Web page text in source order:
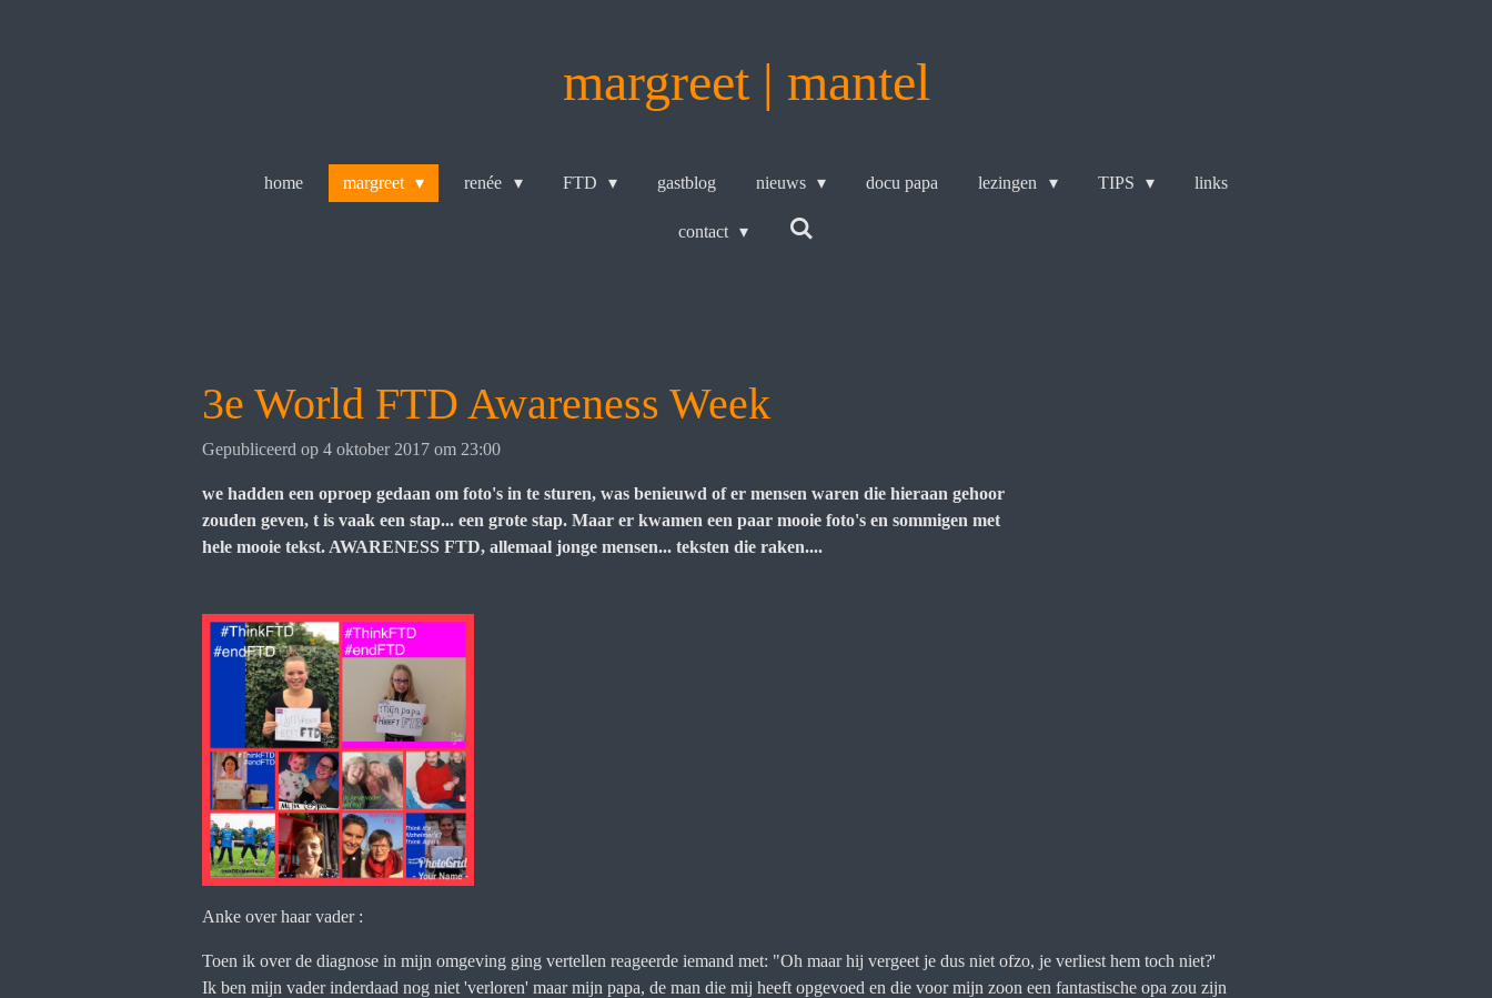
margreet | mantel
home margreet renée FTD gastblog nieuws docu papa lezingen TIPS links
contact
3e World FTD Awareness Week
Gepubliceerd op 4 oktober 2017 om 23:00
we hadden een oproep gedaan om foto's in te sturen, was benieuwd of er mensen waren die hieraan gehoor
zouden geven, t is vaak een stap... een grote stap. Maar er kwamen een paar mooie foto's en sommigen met
hele mooie tekst. AWARENESS FTD, allemaal jonge mensen... teksten die raken....
Anke over haar vader :
Toen ik over de diagnose in mijn omgeving ging vertellen reageerde iemand met: "Oh maar hij vergeet je dus niet ofzo, je verliest hem toch niet?'
Ik ben mijn vader inderdaad nog niet 'verloren' maar mijn papa, de man die mij heeft opgevoed en die voor mijn zoon een fantastische opa zou zijn